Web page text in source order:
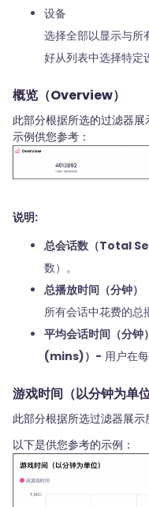
设备
选择全部以显示与所
好从列表中选择特定
概览（Overview）
此部分根据所选的过滤器
示例供您参考：
说明:
总会话数（Total
数）。
总播放时间（分钟
所有会话中花费的总
平均会话时间（分
(mins)）- 用户在
游戏时间（以分钟为
此部分根据所选过滤器展示
以下是供您参考的示例：